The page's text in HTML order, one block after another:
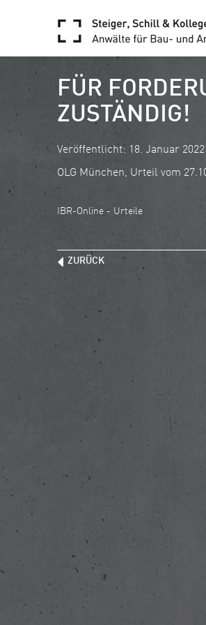
FÜR
ZUSTÄNDIG!
Veröffentlicht: 18. Januar 2022
OLG München, Urteil vom
IBR-Online - Urteile
ZURÜCK